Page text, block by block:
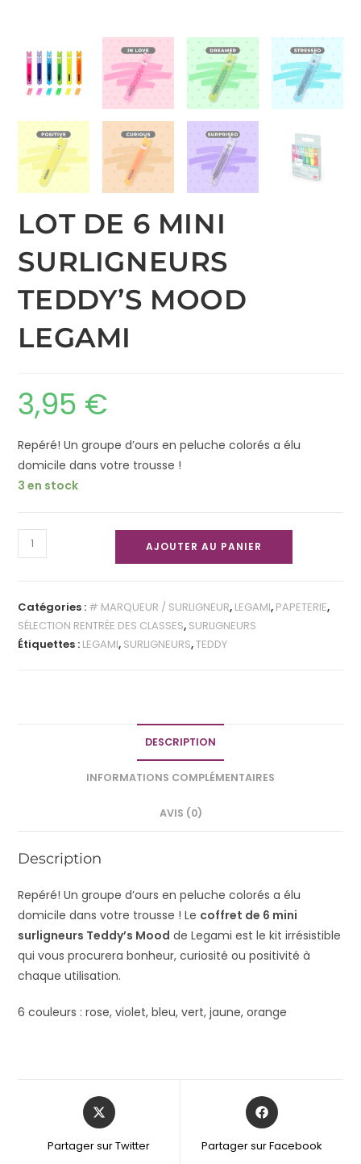
LOT DE 6 MINI
SURLIGNEURS
TEDDY’S MOOD
LEGAMI
3,95 €
Repéré! Un groupe d’ours en peluche colorés a élu
domicile dans votre trousse !
3 en stock
AJOUTER AU PANIER
Catégories : # MARQUEUR / SURLIGNEUR, LEGAMI, PAPETERIE,
SÉLECTION RENTRÉE DES CLASSES, SURLIGNEURS
Étiquettes : LEGAMI, SURLIGNEURS,TEDDY
DESCRIPTION
INFORMATIONS COMPLÉMENTAIRES
AVIS (0)
Description
Repéré! Un groupe d’ours en peluche colorés a élu
domicile dans votre trousse ! Le coffret de 6 mini
surligneurs Teddy’s Mood de Legami est le kit irrésistible
qui vous procurera bonheur, curiosité ou positivité à
chaque utilisation.
6 couleurs : rose, violet, bleu, vert, jaune, orange
Partager sur Twitter Partager sur Facebook